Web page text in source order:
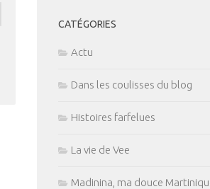
CATÉGORIES
Actu
Dans les coulisses du blog
Histoires farfelues
La vie de Vee
Madinina, ma douce